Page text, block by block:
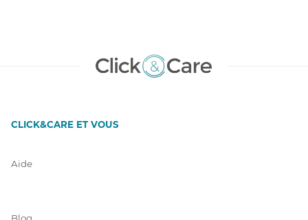
CLICK&CARE ET VOUS
Aide